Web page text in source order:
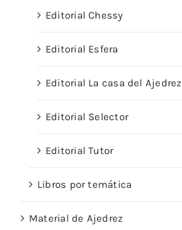
Editorial Chessy
Editorial Esfera
Editorial La casa del Ajedrez
Editorial Selector
Editorial Tutor
Libros por temática
Material de Ajedrez